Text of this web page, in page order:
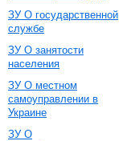
ЗУ О государственной
службе
ЗУ О занятости
населения
ЗУ О местном
самоуправлении в
Украине
ЗУ О